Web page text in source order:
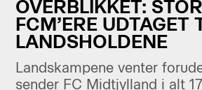
OVERBLIKKET:
FCM’ERE UDTAGET
LANDSHOLDENE
Landskampene venter
sender FC Midtjylland i alt